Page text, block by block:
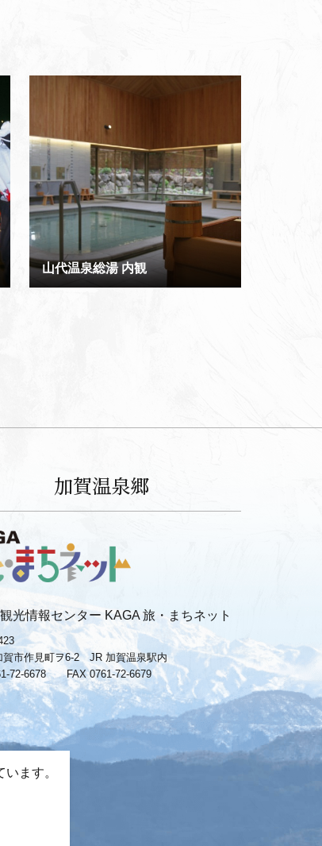
山代温泉総湯 内観
加賀温泉郷
光情報センター KAGA 旅・まちネット
賀市作見町ヲ6-2 JR 加賀温泉駅内
72-6678
FAX 0761-72-6679
ます。